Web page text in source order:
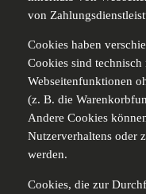
von
Cookies haben
Cookies sind
Webseitenfunktionen
(z. B. die
Andere Cookies
Nutzerverhaltens oder
werden.
Cookies, die zur